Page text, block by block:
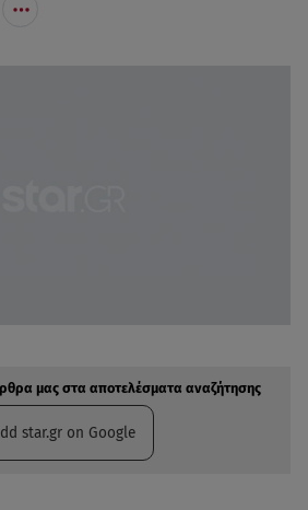
μας στα αποτελέσματα αναζήτησης
star.gr on Google